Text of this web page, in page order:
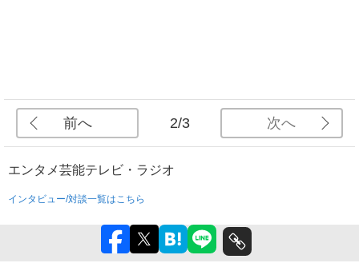
前へ 2/3 次へ
エンタメ芸能テレビ・ラジオ
インタビュー/対談一覧はこちら